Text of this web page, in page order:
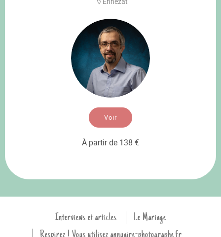
Voir
À partir de 138 €
Interviews et articles
Le Mariage